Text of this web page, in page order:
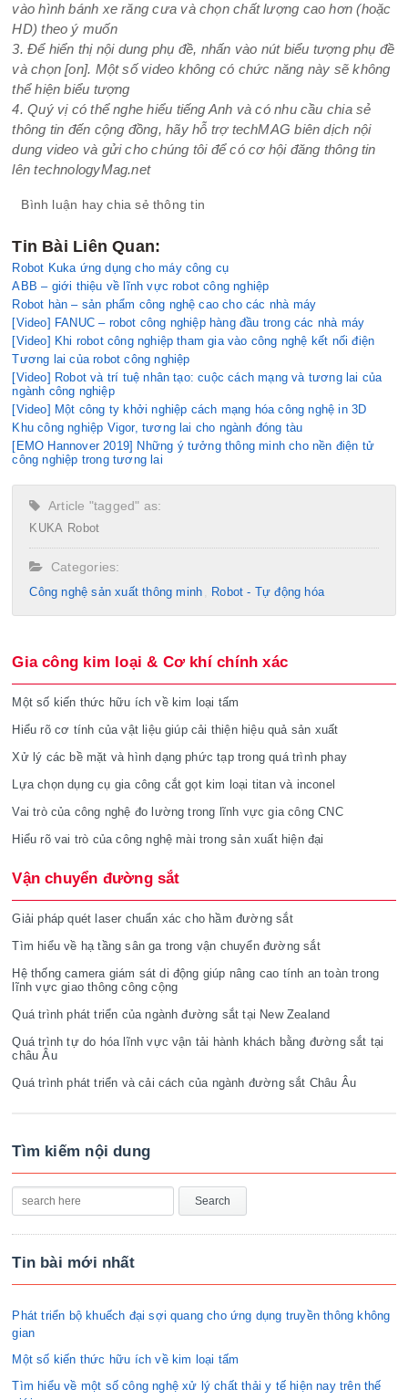
vào hình bánh xe răng cưa và chọn chất lượng cao hơn (hoặc
HD) theo ý muốn
3. Để hiển thị nội dung phụ đề, nhấn vào nút biểu tượng phụ đề
và chọn [on]. Một số video không có chức năng này sẽ không
thể hiện biểu tượng
4. Quý vị có thể nghe hiểu tiếng Anh và có nhu cầu chia sẻ
thông tin đến cộng đồng, hãy hỗ trợ techMAG biên dịch nội
dung video và gửi cho chúng tôi để có cơ hội đăng thông tin
lên technologyMag.net
Bình luận hay chia sẻ thông tin
Tin Bài Liên Quan:
Robot Kuka ứng dụng cho máy công cụ
ABB – giới thiệu về lĩnh vực robot công nghiệp
Robot hàn – sản phẩm công nghệ cao cho các nhà máy
[Video] FANUC – robot công nghiệp hàng đầu trong các nhà máy
[Video] Khi robot công nghiệp tham gia vào công nghệ kết nối điện
Tương lai của robot công nghiệp
[Video] Robot và trí tuệ nhân tạo: cuộc cách mạng và tương lai của
ngành công nghiệp
[Video] Một công ty khởi nghiệp cách mạng hóa công nghệ in 3D
Khu công nghiệp Vigor, tương lai cho ngành đóng tàu
[EMO Hannover 2019] Những ý tưởng thông minh cho nền điện tử
công nghiệp trong tương lai
Article "tagged" as:
KUKA Robot
Categories:
Công nghệ sản xuất thông minh Robot - Tự động hóa
Gia công kim loại & Cơ khí chính xác
Một số kiến thức hữu ích về kim loại tấm
Hiểu rõ cơ tính của vật liệu giúp cải thiện hiệu quả sản xuất
Xử lý các bề mặt và hình dạng phức tạp trong quá trình phay
Lựa chọn dụng cụ gia công cắt gọt kim loại titan và inconel
Vai trò của công nghệ đo lường trong lĩnh vực gia công CNC
Hiểu rõ vai trò của công nghệ mài trong sản xuất hiện đại
Vận chuyển đường sắt
Giải pháp quét laser chuẩn xác cho hầm đường sắt
Tìm hiểu về hạ tầng sân ga trong vận chuyển đường sắt
Hệ thống camera giám sát di động giúp nâng cao tính an toàn trong
lĩnh vực giao thông công cộng
Quá trình phát triển của ngành đường sắt tại New Zealand
Quá trình tự do hóa lĩnh vực vận tải hành khách bằng đường sắt tại
châu Âu
Quá trình phát triển và cải cách của ngành đường sắt Châu Âu
Tìm kiếm nội dung
Tin bài mới nhất
Phát triển bộ khuếch đại sợi quang cho ứng dụng truyền thông không
gian
Một số kiến thức hữu ích về kim loại tấm
Tìm hiểu về một số công nghệ xử lý chất thải y tế hiện nay trên thế